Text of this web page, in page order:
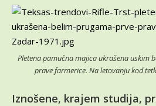
Pletena pamučna majica ukrašena uskim
prave farmerice. Na letovanju kod
Iznošene, krajem studija,